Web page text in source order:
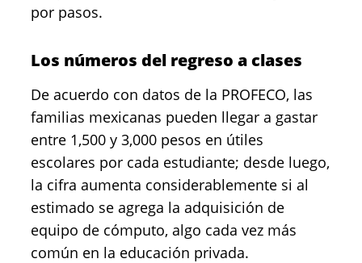
por pasos.
Los números del regreso a clases
De acuerdo con datos de la PROFECO, las
familias mexicanas pueden llegar a gastar
entre 1,500 y 3,000 pesos en útiles
escolares por cada estudiante; desde luego,
la cifra aumenta considerablemente si al
estimado se agrega la adquisición de
equipo de cómputo, algo cada vez más
común en la educación privada.